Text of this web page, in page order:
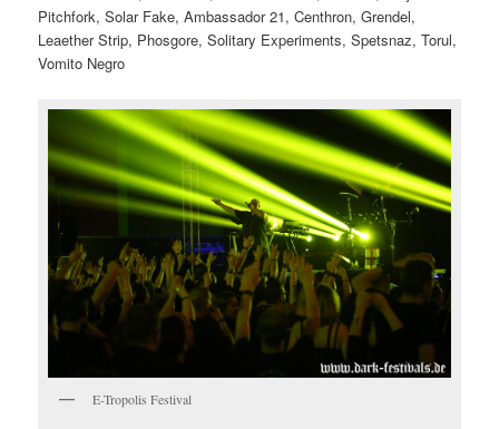
Pitchfork, Solar Fake, Ambassador 21, Centhron, Grendel,
Leaether Strip, Phosgore, Solitary Experiments, Spetsnaz, Torul,
Vomito Negro
E-Tropolis Festival